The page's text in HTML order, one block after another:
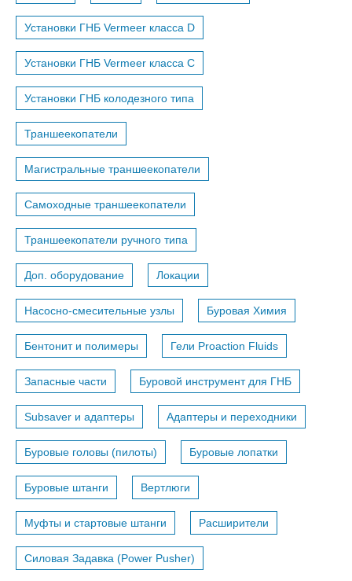
Установки ГНБ Vermeer класса D
Установки ГНБ Vermeer класса С
Установки ГНБ колодезного типа
Траншеекопатели
Магистральные траншеекопатели
Самоходные траншеекопатели
Траншеекопатели ручного типа
Доп. оборудование Локации
Насосно-смесительные узлы Буровая Химия
Бентонит и полимеры Гели Proaction Fluids
Запасные части Буровой инструмент для ГНБ
Subsaver и адаптеры Адаптеры и переходники
Буровые головы (пилоты) Буровые лопатки
Буровые штанги Вертлюги
Муфты и стартовые штанги Расширители
Силовая Задавка (Power Pusher)